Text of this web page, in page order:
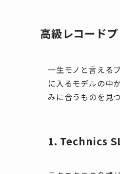
高級レコード
一生モノと言える
に入るモデルの中
みに合うものを見
1. Technics